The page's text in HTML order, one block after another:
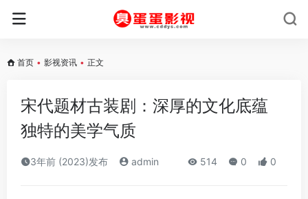
首页 • 影视资讯 • 正文
宋代题材古装剧：深厚的文化底蕴
独特的美学气质
3年前 (2023)发布 admin 514 0 0